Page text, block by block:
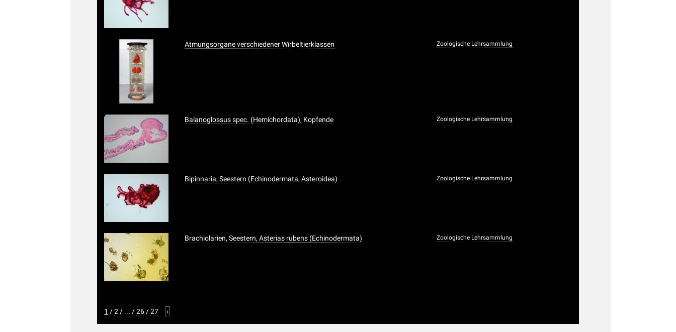
Atmungsorgane verschiedener Wirbeltierklassen Zoologische Lehrsammlung
Balanoglossus spec. (Hemichordata), Kopfende Zoologische Lehrsammlung
Bipinnaria, Seestern (Echinodermata, Asteroidea) Zoologische Lehrsammlung
Brachiolarien, Seestern, Asterias rubens (Echinodermata) Zoologische Lehrsammlung
1 /2/ ... /26/27 ›